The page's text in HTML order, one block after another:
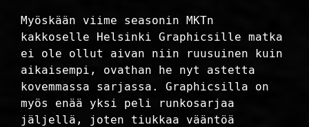
Myöskään viime seasonin MKTn
kakkoselle Helsinki Graphicsille matka
ei ole ollut aivan niin ruusuinen kuin
aikaisempi, ovathan he nyt astetta
kovemmassa sarjassa. Graphicsilla on
myös enää yksi peli runkosarjaa
jäljellä, joten tiukkaa vääntöä